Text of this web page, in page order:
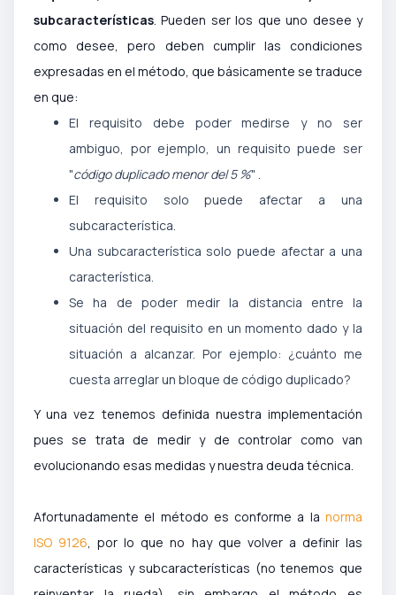
subcaracterísticas. Pueden ser los que uno desee y
como desee, pero deben cumplir las condiciones
expresadas en el método, que básicamente se traduce
en que:
El requisito debe poder medirse y no ser
ambiguo, por ejemplo, un requisito puede ser
"código duplicado menor del 5 %" .
El requisito solo puede afectar a una
subcaracterística.
Una subcaracterística solo puede afectar a una
característica.
Se ha de poder medir la distancia entre la
situación del requisito en un momento dado y la
situación a alcanzar. Por ejemplo: ¿cuánto me
cuesta arreglar un bloque de código duplicado?
Y una vez tenemos definida nuestra implementación
pues se trata de medir y de controlar como van
evolucionando esas medidas y nuestra deuda técnica.
Afortunadamente el método es conforme a la norma
ISO 9126, por lo que no hay que volver a definir las
características y subcaracterísticas (no tenemos que